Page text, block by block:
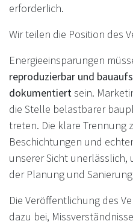
erforderlich.
Wir teilen die Position des
Energieeinsparungen
reproduzierbar und
dokumentiertsein.
die Stelle belastbarer
treten. Die klare Trennung
Beschichtungen und
unserer Sicht
der Planung und
Die Veröffentlichung des
dazu bei,